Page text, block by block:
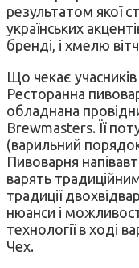
результатом якої
українських
бренді, і хмелю
Що чекає учасників
Ресторанна
обладнана
Brewmasters. Її
(варильний
Пивоварня
варять
традиції
нюанси і
технології в ході
Чех.